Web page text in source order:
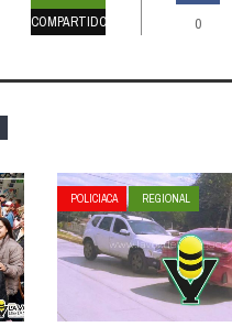
COMPARTIDOS 0
POLICIACA REGIONAL